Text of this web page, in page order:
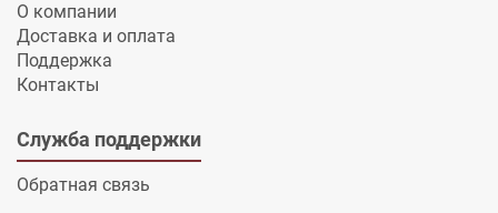
О компании
Доставка и оплата
Поддержка
Контакты
Служба поддержки
Обратная связь